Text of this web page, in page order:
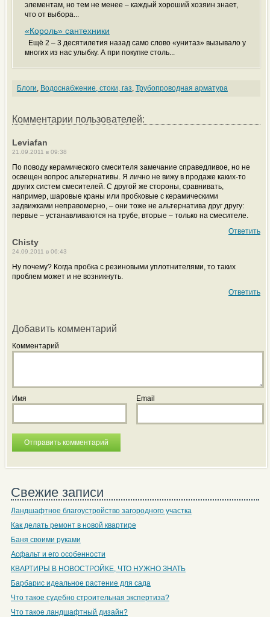
элементам, но тем не менее – каждый хороший хозяин знает,
что от выбора...
«Король» сантехники
Ещё 2 – 3 десятилетия назад само слово «унитаз» вызывало у
многих из нас улыбку. А при покупке столь...
Блоги, Водоснабжение, стоки, газ, Трубопроводная арматура
Комментарии пользователей:
Leviafan
21.09.2011 в 09:38
По поводу керамического смесителя замечание справедливое, но не
освещен вопрос альтернативы. Я лично не вижу в продаже каких-то
других систем смесителей. С другой же стороны, сравнивать,
например, шаровые краны или пробковые с керамическими
задвижками неправомерно, – они тоже не альтернатива друг другу:
первые – устанавливаются на трубе, вторые – только на смесителе.
Ответить
Chisty
24.09.2011 в 06:43
Ну почему? Когда пробка с резиновыми уплотнителями, то таких
проблем может и не возникнуть.
Ответить
Добавить комментарий
Комментарий
Имя Email
Свежие записи
Ландшафтное благоустройство загородного участка
Как делать ремонт в новой квартире
Баня своими руками
Асфальт и его особенности
КВАРТИРЫ В НОВОСТРОЙКЕ, ЧТО НУЖНО ЗНАТЬ
Барбарис идеальное растение для сада
Что такое судебно строительная экспертиза?
Что такое ландшафтный дизайн?